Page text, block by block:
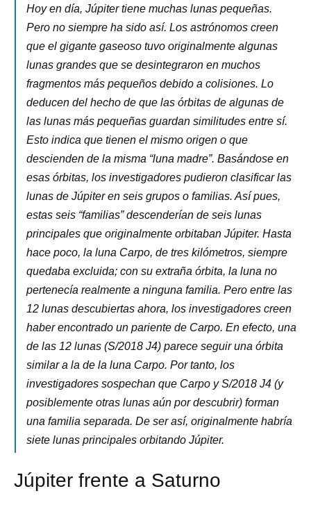
Hoy en día, Júpiter tiene muchas lunas pequeñas.
Pero no siempre ha sido así. Los astrónomos creen
que el gigante gaseoso tuvo originalmente algunas
lunas grandes que se desintegraron en muchos
fragmentos más pequeños debido a colisiones. Lo
deducen del hecho de que las órbitas de algunas de
las lunas más pequeñas guardan similitudes entre sí.
Esto indica que tienen el mismo origen o que
descienden de la misma “luna madre”. Basándose en
esas órbitas, los investigadores pudieron clasificar las
lunas de Júpiter en seis grupos o familias. Así pues,
estas seis “familias” descenderían de seis lunas
principales que originalmente orbitaban Júpiter. Hasta
hace poco, la luna Carpo, de tres kilómetros, siempre
quedaba excluida; con su extraña órbita, la luna no
pertenecía realmente a ninguna familia. Pero entre las
12 lunas descubiertas ahora, los investigadores creen
haber encontrado un pariente de Carpo. En efecto, una
de las 12 lunas (S/2018 J4) parece seguir una órbita
similar a la de la luna Carpo. Por tanto, los
investigadores sospechan que Carpo y S/2018 J4 (y
posiblemente otras lunas aún por descubrir) forman
una familia separada. De ser así, originalmente habría
siete lunas principales orbitando Júpiter.
Júpiter frente a Saturno